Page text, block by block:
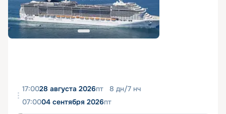
17:0028 августа 2026пт 8 дн/7 нч
07:0004 сентября 2026пт